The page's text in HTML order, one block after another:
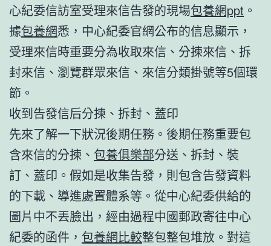
心紀委信訪室受理來信告發的現場包養網ppt 。
據包養網悉，中心紀委官網公布的信息顯示，
受理來信時重要分為收取來信、分揀來信、拆
封來信、瀏覽群眾來信、來信分類掛號等5個環
節。
收到告發信后分揀、拆封、蓋印
先來了解一下狀況後期任務。後期任務重要包
含來信的分揀、 包養俱樂部分送、拆封、裝
訂、蓋印。假如是收集告發，則包含告發資料
的下載、導進處置體系等。從中心紀委供給的
圖片中不丟臉出，經由過程中國郵政寄往中心
紀委的函件， 包養網比較整包整包堆放。對這